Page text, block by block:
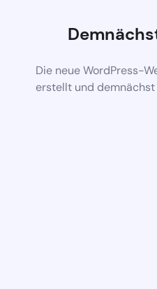
Die neue WordPress-
erstellt und